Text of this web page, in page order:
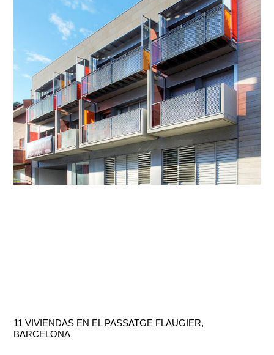
11 VIVIENDAS EN EL PASSATGE FLAUGIER,
BARCELONA